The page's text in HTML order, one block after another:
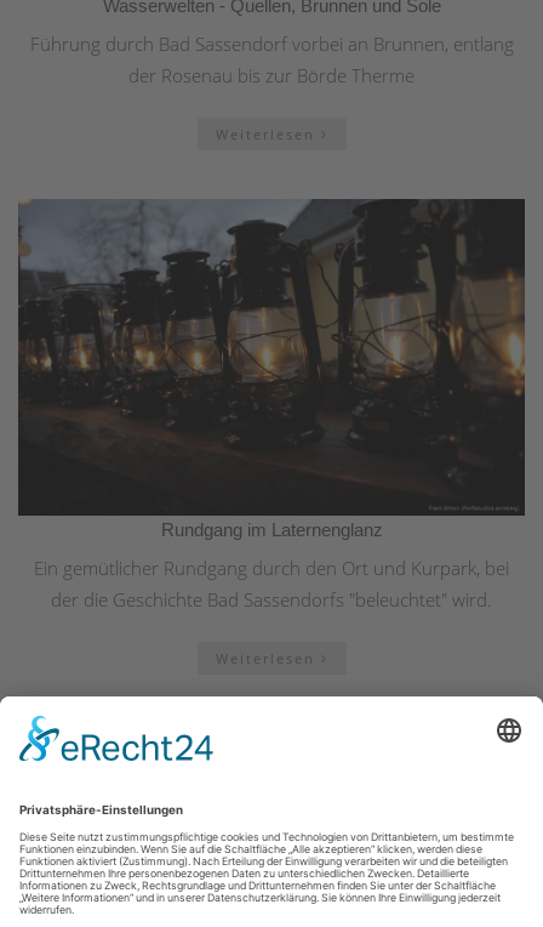
Wasserwelten - Quellen, Brunnen und Sole
Führung durch Bad Sassendorf vorbei an Brunnen, entlang
der Rosenau bis zur Börde Therme
Weiterlesen
Rundgang im Laternenglanz
Ein gemütlicher Rundgang durch den Ort und Kurpark, bei
der die Geschichte Bad Sassendorfs "beleuchtet" wird.
Weiterlesen
Kontakt|Impressum|Datenschutz|Barrierefreiheit